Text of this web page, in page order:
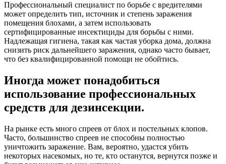
Профессиональный специалист по борьбе с вредителями
может определить тип, источник и степень заражения
помещения блохами, а затем использовать
сертифицированные инсектициды для борьбы с ними.
Надлежащая гигиена, такая как частая уборка дома, должна
снизить риск дальнейшего заражения, однако часто бывает,
что без квалифицированной помощи не обойтись.
Иногда может понадобиться
использование профессиональных
средств для дезинсекции.
На рынке есть много спреев от блох и постельных клопов.
Часто, большинство спреев не способны полностью
уничтожить заражение. Вам, вероятно, удастся убить
некоторых насекомых, но те, кто останутся, вернутся позже и